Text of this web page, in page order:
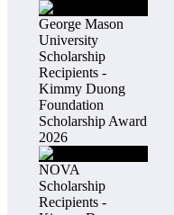
George Mason
University
Scholarship
Recipients -
Kimmy Duong
Foundation
Scholarship Award
2026
NOVA
Scholarship
Recipients -